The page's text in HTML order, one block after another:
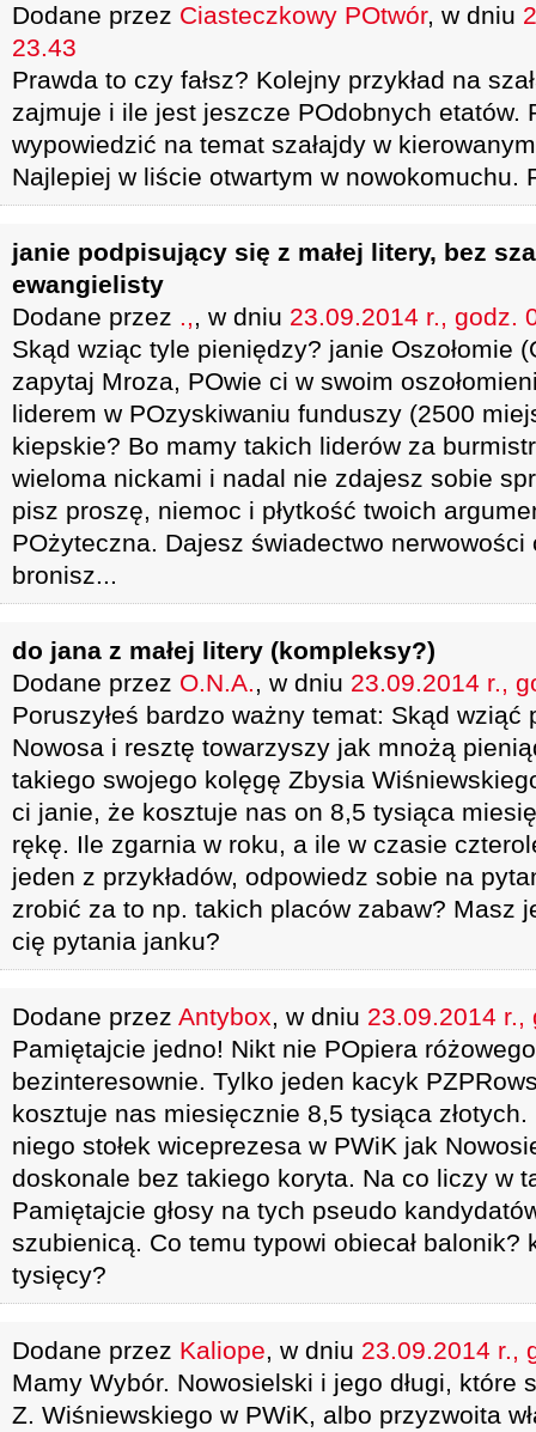
Dodane przez Ciasteczkowy POtwór, w dniu
23.43
Prawda to czy fałsz? Kolejny przykład na
zajmuje i ile jest jeszcze POdobnych etatów.
wypowiedzić na temat szałajdy w
Najlepiej w liście otwartym w nowokomuchu.
janie podpisujący się z małej litery, bez
ewangielisty
Dodane przez .,, w dniu 23.09.2014 r., godz.
Skąd wziąc tyle pieniędzy? janie Oszołomie
zapytaj Mroza, POwie ci w swoim
liderem w POzyskiwaniu funduszy (2500
kiepskie? Bo mamy takich liderów za
wieloma nickami i nadal nie zdajesz sobie
pisz proszę, niemoc i płytkość twoich
POżyteczna. Dajesz świadectwo nerwowości
bronisz...
do jana z małej litery (kompleksy?)
Dodane przez O.N.A., w dniu 23.09.2014 r.,
Poruszyłeś bardzo ważny temat: Skąd wziąć
Nowosa i resztę towarzyszy jak mnożą
takiego swojego kolęgę Zbysia
ci janie, że kosztuje nas on 8,5 tysiąca
rękę. Ile zgarnia w roku, a ile w czasie
jeden z przykładów, odpowiedz sobie na
zrobić za to np. takich placów zabaw? Masz
cię pytania janku?
Dodane przez Antybox, w dniu 23.09.2014 r.,
Pamiętajcie jedno! Nikt nie POpiera
bezinteresownie. Tylko jeden kacyk
kosztuje nas miesięcznie 8,5 tysiąca złotych.
niego stołek wiceprezesa w PWiK jak
doskonale bez takiego koryta. Na co liczy w
Pamiętajcie głosy na tych pseudo
szubienicą. Co temu typowi obiecał balonik?
tysięcy?
Dodane przez Kaliope, w dniu 23.09.2014 r.,
Mamy Wybór. Nowosielski i jego długi, które
Z. Wiśniewskiego w PWiK, albo przyzwoita